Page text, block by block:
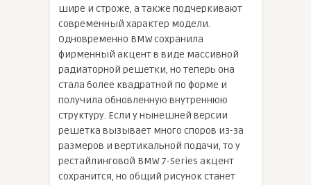
шире и строже, а также подчеркивают
современный характер модели.
Одновременно BMW сохранила
фирменный акцент в виде массивной
радиаторной решетки, но теперь она
стала более квадратной по форме и
получила обновленную внутреннюю
структуру. Если у нынешней версии
решетка вызывает много споров из-за
размеров и вертикальной подачи, то у
рестайлинговой BMW 7-Series акцент
сохранится, но общий рисунок станет